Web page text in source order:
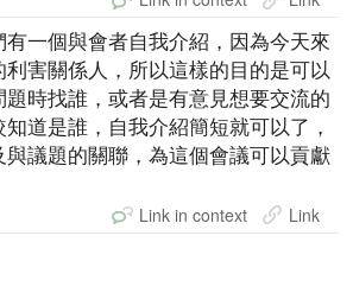
一個與會者自我介紹，因為今天來
利害關係人，所以這樣的目的是可以
時找誰，或者是有意見想要交流的
道是誰，自我介紹簡短就可以了，
與議題的關聯，為這個會議可以貢獻
Link in context Link